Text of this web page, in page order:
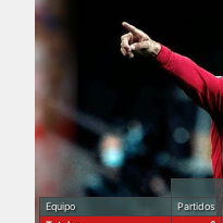
Equipo
Partidos